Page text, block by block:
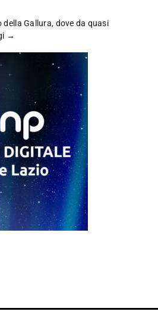
Gallura, dove da quasi
→